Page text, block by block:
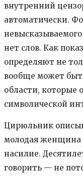
внутренний
автоматически.
нет слов. Как
определяют не
вообще может
области, которые
символической
Цирюльник
молодая женщина
насилие.
говорить — не